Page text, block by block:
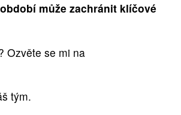
může zachránit klíčové
Ozvěte se mi na
tým.